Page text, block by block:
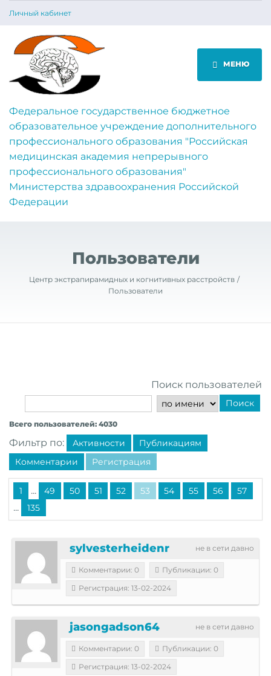
Личный кабинет
МЕНЮ
Федеральное государственное бюджетное
образовательное учреждение дополнительного
профессионального образования "Российская
медицинская академия непрерывного
профессионального образования"
Министерства здравоохранения Российской
Федерации
Пользователи
Центр экстрапирамидных и когнитивных расстройств
Пользователи
Поиск пользователей
Поиск
Всего пользователей: 4030
Фильтр по: Активности
Публикациям
Комментарии
Регистрация
1 ... 49 50 51 52 53 54 55 56 57
... 135
не в сети давно
sylvesterheidenr
Комментарии: 0
Публикации: 0
Регистрация: 13-02-2024
не в сети давно
jasongadson64
Комментарии: 0
Публикации: 0
Регистрация: 13-02-2024